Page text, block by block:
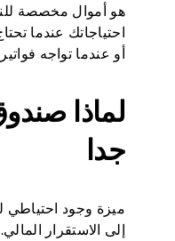
هو أموال مخصصة
احتياجاتك عندما
أو عندما تواجه
لماذا
جدا
ميزة وجود
إلى الاستقرار